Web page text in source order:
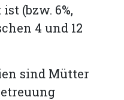
(bzw. 6%,
4 und 12
sind Mütter